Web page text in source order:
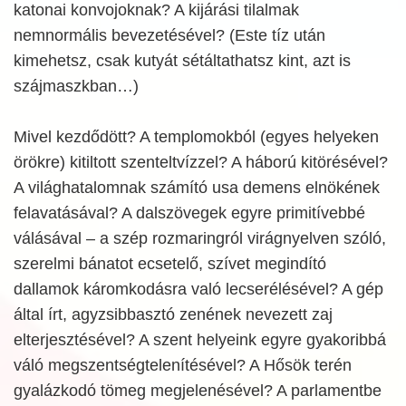
katonai konvojoknak? A kijárási tilalmak
nemnormális bevezetésével? (Este tíz után
kimehetsz, csak kutyát sétáltathatsz kint, azt is
szájmaszkban…)
Mivel kezdődött? A templomokból (egyes helyeken
örökre) kitiltott szenteltvízzel? A háború kitörésével?
A világhatalomnak számító usa demens elnökének
felavatásával? A dalszövegek egyre primitívebbé
válásával – a szép rozmaringról virágnyelven szóló,
szerelmi bánatot ecsetelő, szívet megindító
dallamok káromkodásra való lecserélésével? A gép
által írt, agyzsibbasztó zenének nevezett zaj
elterjesztésével? A szent helyeink egyre gyakoribbá
váló megszentségtelenítésével? A Hősök terén
gyalázkodó tömeg megjelenésével? A parlamentbe